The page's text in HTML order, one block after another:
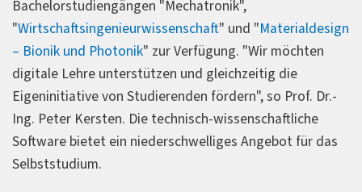
Bachelorstudiengängen "Mechatronik",
"Wirtschaftsingenieurwissenschaft" und "Materialdesign
– Bionik und Photonik" zur Verfügung. "Wir möchten
digitale Lehre unterstützen und gleichzeitig die
Eigeninitiative von Studierenden fördern", so Prof. Dr.-
Ing. Peter Kersten. Die technisch-wissenschaftliche
Software bietet ein niederschwelliges Angebot für das
Selbststudium.